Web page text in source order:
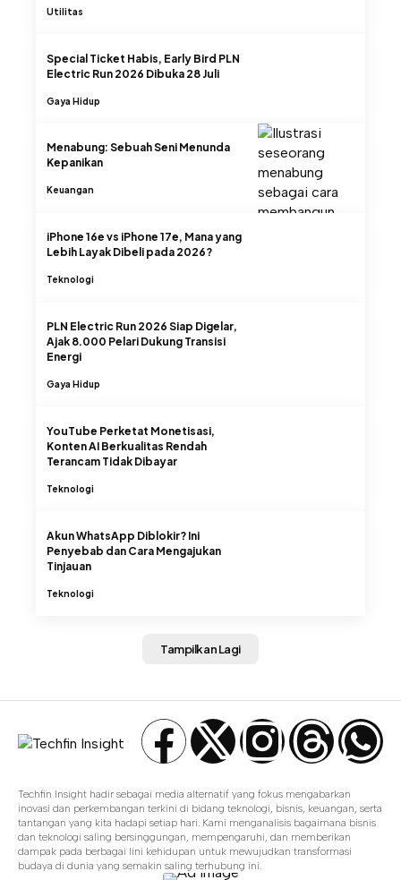
Utilitas
Special Ticket Habis, Early Bird PLN
Electric Run 2026 Dibuka 28 Juli
Gaya Hidup
Menabung: Sebuah Seni Menunda
Kepanikan
Keuangan
iPhone 16e vs iPhone 17e, Mana yang
Lebih Layak Dibeli pada 2026?
Teknologi
PLN Electric Run 2026 Siap Digelar,
Ajak 8.000 Pelari Dukung Transisi
Energi
Gaya Hidup
YouTube Perketat Monetisasi,
Konten AI Berkualitas Rendah
Terancam Tidak Dibayar
Teknologi
Akun WhatsApp Diblokir? Ini
Penyebab dan Cara Mengajukan
Tinjauan
Teknologi
Tampilkan Lagi
Techfin Insight hadir sebagai media alternatif yang fokus mengabarkan
inovasi dan perkembangan terkini di bidang teknologi, bisnis, keuangan, serta
tantangan yang kita hadapi setiap hari. Kami menganalisis bagaimana bisnis
dan teknologi saling bersinggungan, mempengaruhi, dan memberikan
dampak pada berbagai lini kehidupan untuk mewujudkan transformasi
budaya di dunia yang semakin saling terhubung ini.